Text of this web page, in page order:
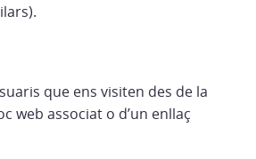
que ens visiten des de la
web associat o d’un enllaç